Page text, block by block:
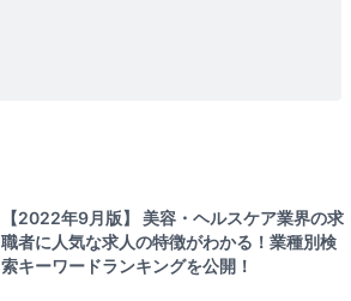
【2022年9月版】 美容・ヘルスケア業界の求
職者に人気な求人の特徴がわかる！業種別検
索キーワードランキングを公開！